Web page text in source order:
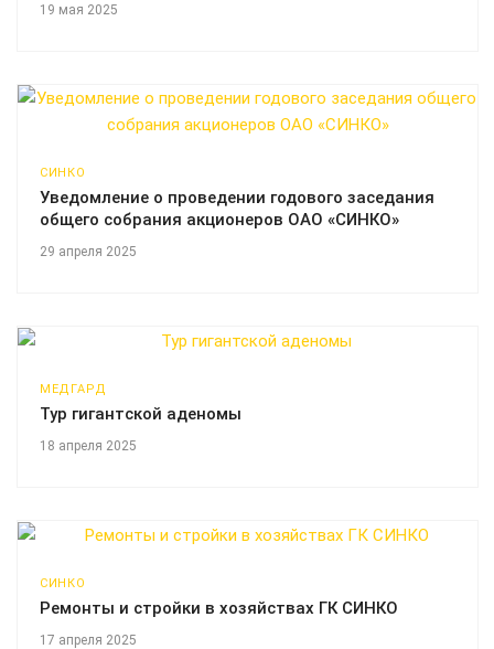
19 мая 2025
СИНКО
Уведомление о проведении годового заседания
общего собрания акционеров ОАО «СИНКО»
29 апреля 2025
МЕДГАРД
Тур гигантской аденомы
18 апреля 2025
СИНКО
Ремонты и стройки в хозяйствах ГК СИНКО
17 апреля 2025